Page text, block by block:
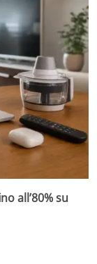
all’80% su